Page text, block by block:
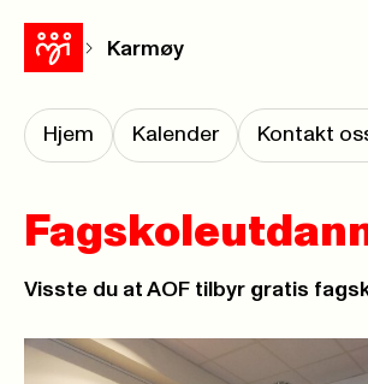
Karmøy
Hjem Kalender Kontakt
Visste du at AOF tilbyr gratis